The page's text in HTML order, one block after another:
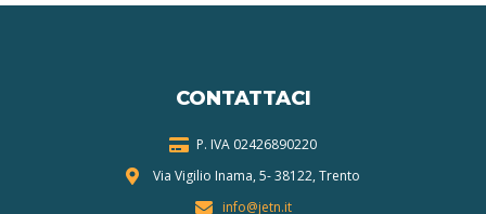
CONTATTACI
P. IVA 02426890220
Via Vigilio Inama, 5-38122, Trento
info@jetn.it